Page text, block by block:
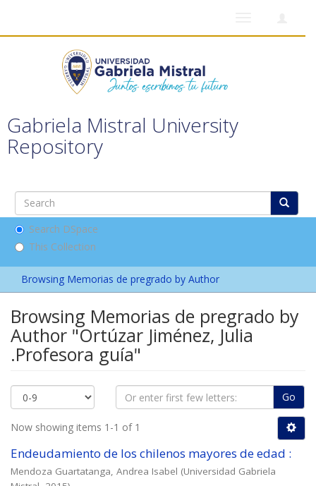
Gabriela Mistral University
Repository
Search DSpace
This Collection
Browsing Memorias de pregrado by Author
Browsing Memorias de pregrado by
Author "Ortúzar Jiménez, Julia
.Profesora guía"
Go
Now showing items 1-1 of 1
Endeudamiento de los chilenos mayores de edad :
Mendoza Guartatanga, Andrea Isabel (Universidad Gabriela